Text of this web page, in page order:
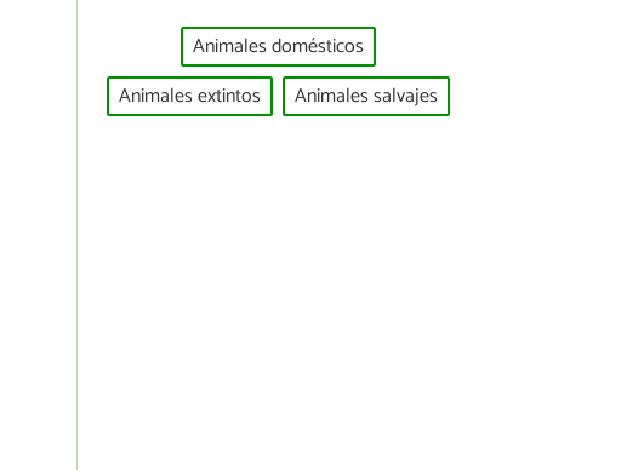
Animales domésticos
Animales extintos
Animales salvajes